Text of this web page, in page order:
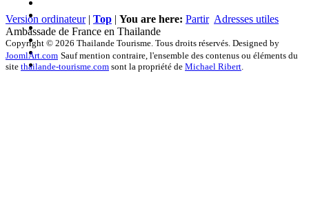
Version ordinateur| Top | You are here: Partir Adresses utiles
Ambassade de France en Thailande
Copyright © 2026 Thailande Tourisme. Tous droits réservés. Designed by
JoomlArt.com Sauf mention contraire, l'ensemble des contenus ou éléments du
site thailande-tourisme.com sont la propriété de Michael Ribert